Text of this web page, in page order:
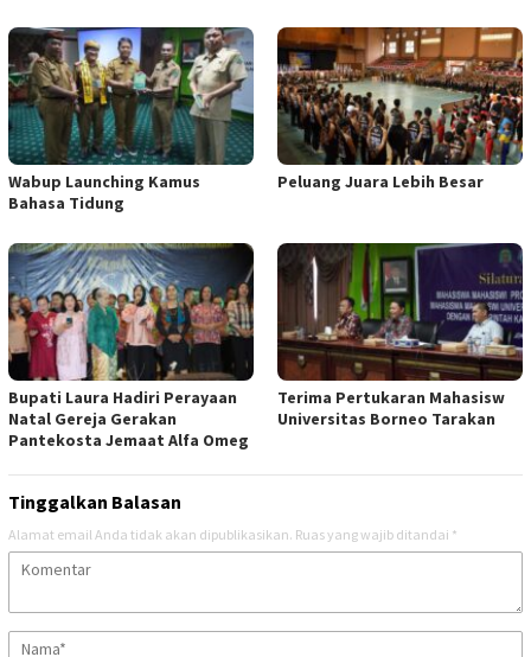
Wabup Launching Kamus
Bahasa Tidung
Peluang Juara Lebih Besar
Bupati Laura Hadiri Perayaan
Natal Gereja Gerakan
Pantekosta Jemaat Alfa Omeg
Terima Pertukaran Mahasisw
Universitas Borneo Tarakan
Tinggalkan Balasan
Alamat email Anda tidak akan dipublikasikan. Ruas yang wajib ditandai *